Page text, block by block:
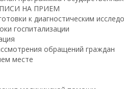
НА ПРИЕМ
к диагностическим
госпитализации
обращений граждан
месте